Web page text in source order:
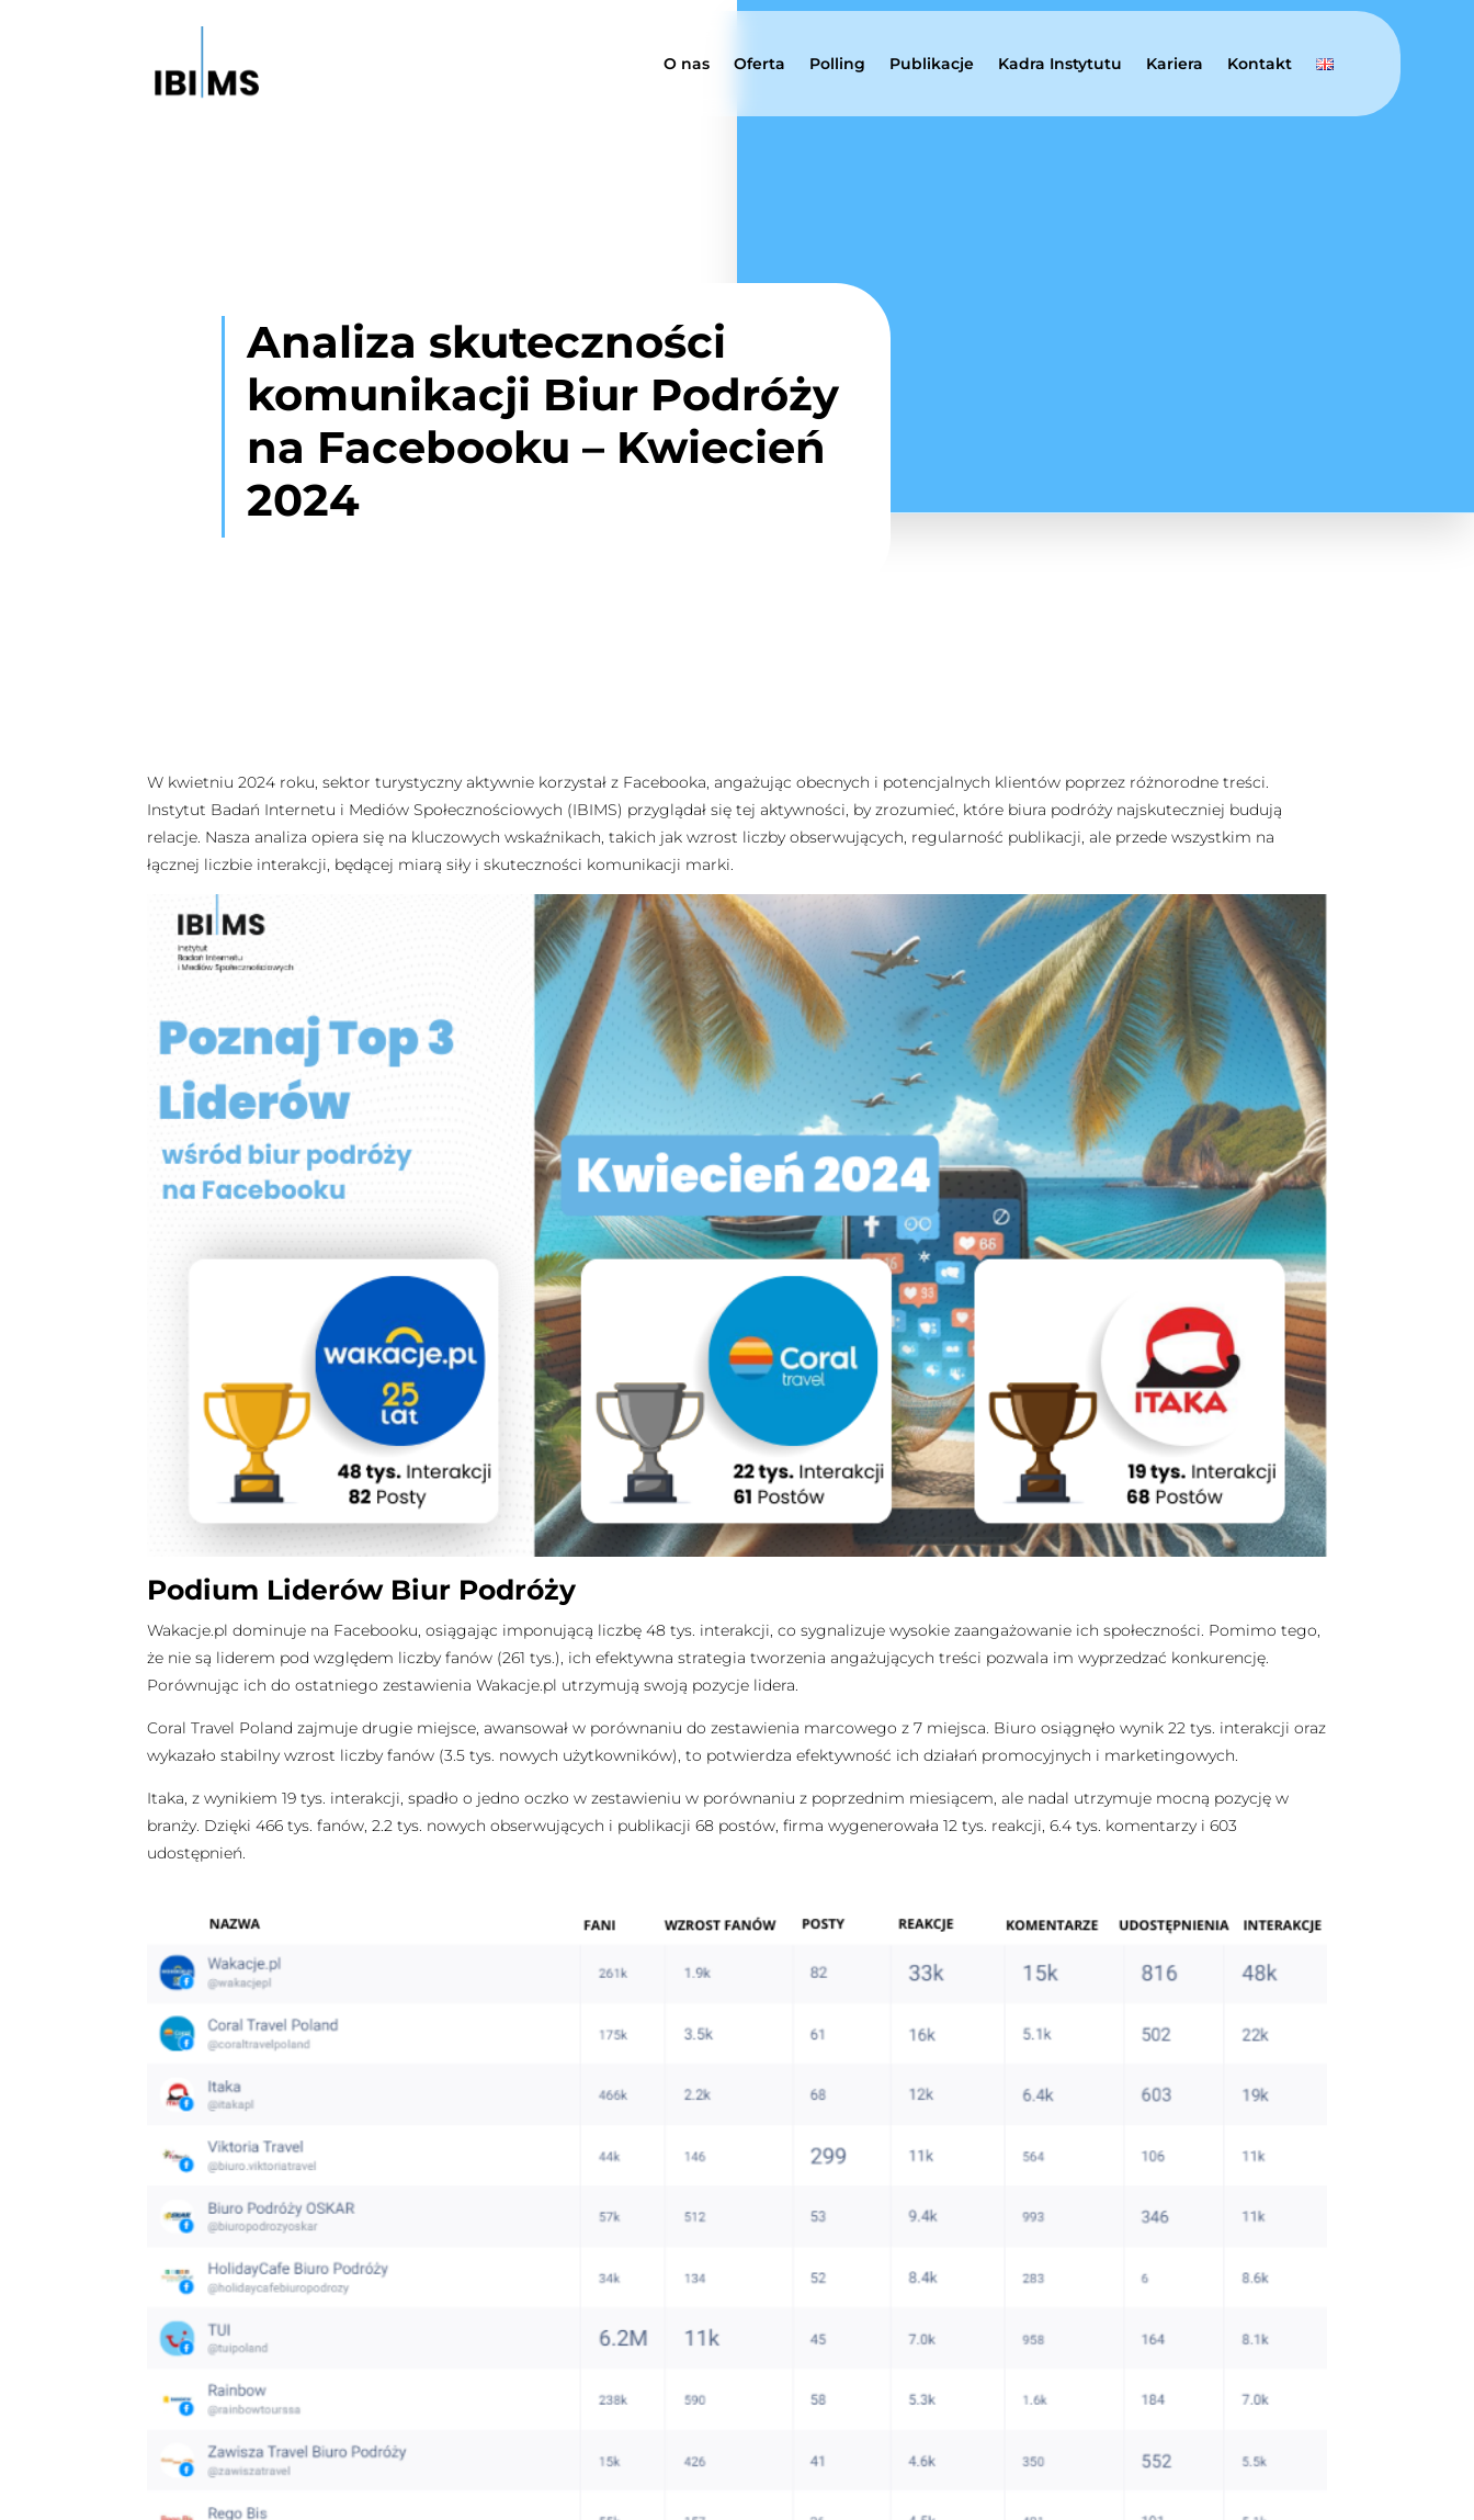
O nas Oferta Polling Publikacje Kadra Instytutu Kariera Kontakt
Analiza skuteczności
komunikacji Biur Podróży
na Facebooku – Kwiecień
2024
W kwietniu 2024 roku, sektor turystyczny aktywnie korzystał z Facebooka, angażując obecnych i potencjalnych klientów poprzez różnorodne treści.
Instytut Badań Internetu i Mediów Społecznościowych (IBIMS) przyglądał się tej aktywności, by zrozumieć, które biura podróży najskuteczniej budują
relacje. Nasza analiza opiera się na kluczowych wskaźnikach, takich jak wzrost liczby obserwujących, regularność publikacji, ale przede wszystkim na
łącznej liczbie interakcji, będącej miarą siły i skuteczności komunikacji marki.
Podium Liderów Biur Podróży
Wakacje.pl dominuje na Facebooku, osiągając imponującą liczbę 48 tys. interakcji, co sygnalizuje wysokie zaangażowanie ich społeczności. Pomimo tego,
że nie są liderem pod względem liczby fanów (261 tys.), ich efektywna strategia tworzenia angażujących treści pozwala im wyprzedzać konkurencję.
Porównując ich do ostatniego zestawienia Wakacje.pl utrzymują swoją pozycje lidera.
Coral Travel Poland zajmuje drugie miejsce, awansował w porównaniu do zestawienia marcowego z 7 miejsca. Biuro osiągnęło wynik 22 tys. interakcji oraz
wykazało stabilny wzrost liczby fanów (3.5 tys. nowych użytkowników), to potwierdza efektywność ich działań promocyjnych i marketingowych.
Itaka, z wynikiem 19 tys. interakcji, spadło o jedno oczko w zestawieniu w porównaniu z poprzednim miesiącem, ale nadal utrzymuje mocną pozycję w
branży. Dzięki 466 tys. fanów, 2.2 tys. nowych obserwujących i publikacji 68 postów, firma wygenerowała 12 tys. reakcji, 6.4 tys. komentarzy i 603
udostępnień.